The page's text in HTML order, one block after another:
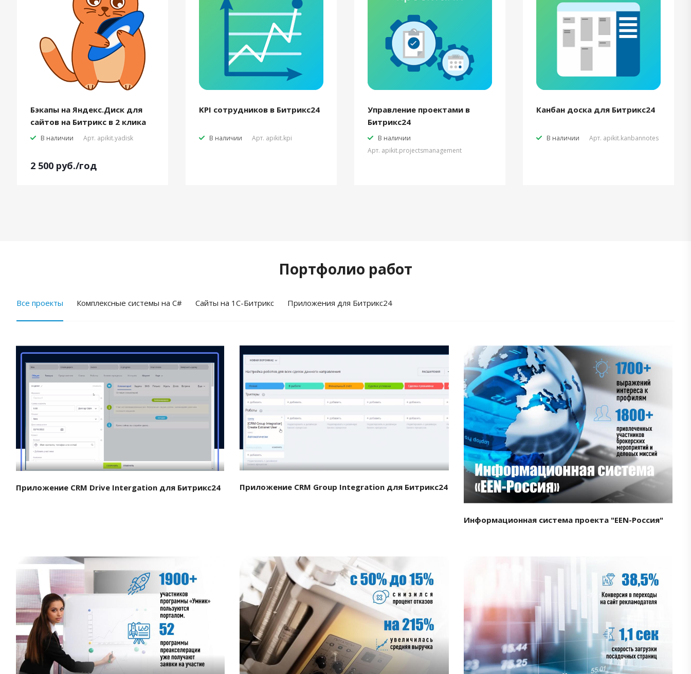
Бэкапы на Яндекс.Диск для
сайтов на Битрикс в 2 клика
В наличии Арт. apikit.yadisk
2 500 руб./год
KPI сотрудников в Битрикс24
В наличии Арт. apikit.kpi
Управление проектами в
Битрикс24
В наличии
Арт. apikit.projectsmanagement
Канбан доска для Битрикс24
В наличии Арт. apikit.kanbannotes
Портфолио работ
Все проекты Комплексные системы на C# Cайты на 1С-Битрикс Приложения для Битрикс24
Смотреть проект
Приложение CRM Drive Intergation для Битрикс24 Приложение CRM Group Integration для Битрикс24
Смотреть проект
Информационная система проекта "EEN-Россия"
Смотреть проект Смотреть проект Смотреть проект